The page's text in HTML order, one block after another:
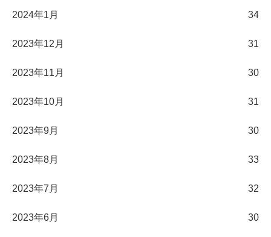
2024年1月 34
2023年12月 31
2023年11月 30
2023年10月 31
2023年9月 30
2023年8月 33
2023年7月 32
2023年6月 30